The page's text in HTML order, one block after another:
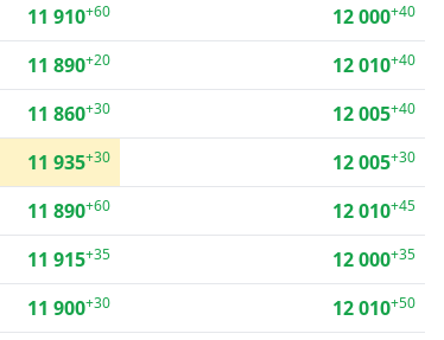
11 910+60 12 000+40
11 890+20 12 010+40
11 860+30 12 005+40
11 935+30 12 005+30
11 890+60 12 010+45
11 915+35 12 000+35
11 900+30 12 010+50